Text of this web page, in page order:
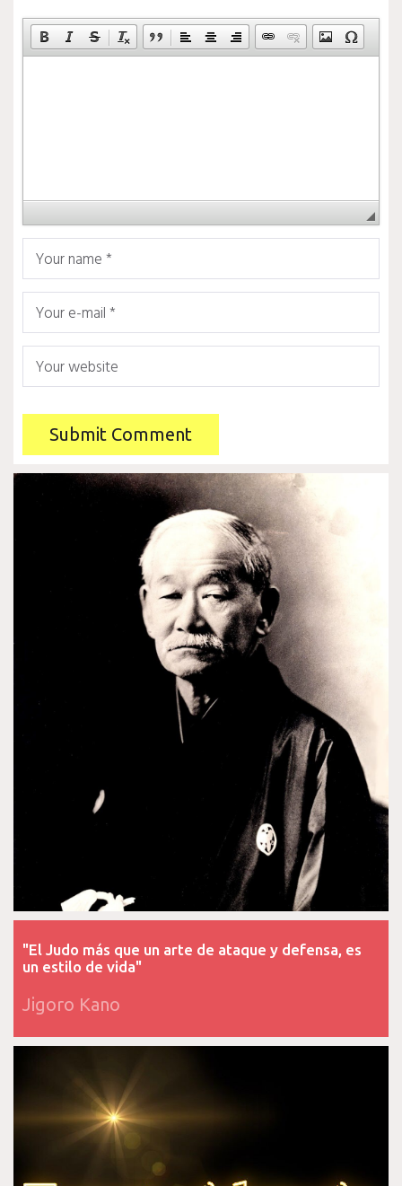
"El Judo más que un arte de ataque y defensa, es
un estilo de vida"
Jigoro Kano